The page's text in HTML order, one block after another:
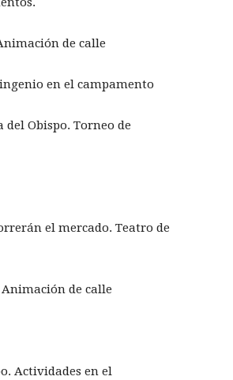
de calle
en el campamento
del Obispo. Torneo de
el mercado. Teatro de
de calle
Actividades en el